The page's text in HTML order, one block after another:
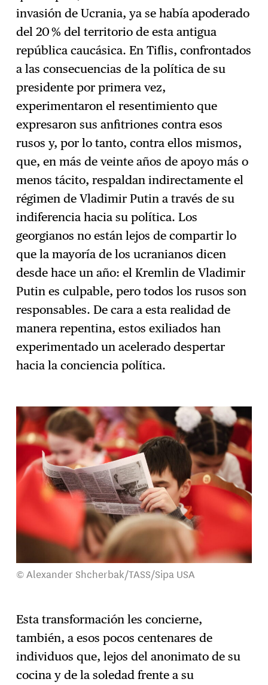
invasión de Ucrania, ya se había apoderado
del 20 % del territorio de esta antigua
república caucásica. En Tiflis, confrontados
a las consecuencias de la política de su
presidente por primera vez,
experimentaron el resentimiento que
expresaron sus anfitriones contra esos
rusos y, por lo tanto, contra ellos mismos,
que, en más de veinte años de apoyo más o
menos tácito, respaldan indirectamente el
régimen de Vladimir Putin a través de su
indiferencia hacia su política. Los
georgianos no están lejos de compartir lo
que la mayoría de los ucranianos dicen
desde hace un año: el Kremlin de Vladimir
Putin es culpable, pero todos los rusos son
responsables. De cara a esta realidad de
manera repentina, estos exiliados han
experimentado un acelerado despertar
hacia la conciencia política.
© Alexander Shcherbak/TASS/Sipa USA
Esta transformación les concierne,
también, a esos pocos centenares de
individuos que, lejos del anonimato de su
cocina y de la soledad frente a su